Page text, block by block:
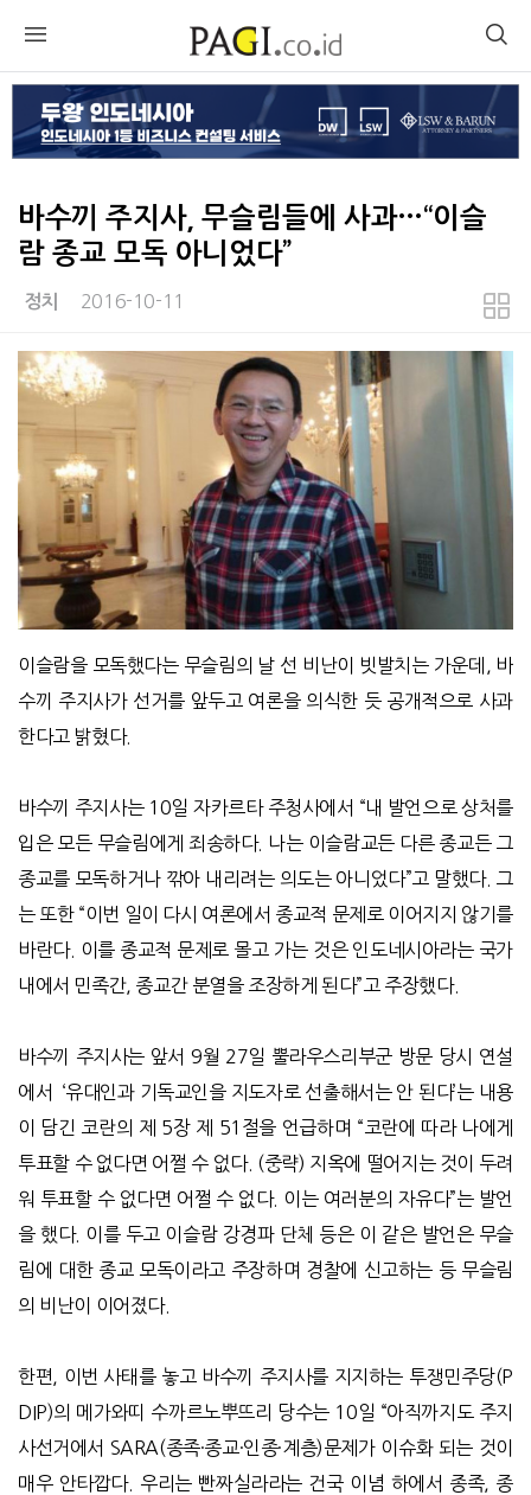
바수끼 주지사, 무슬림들에 사과…“이슬
람 종교 모독 아니었다”
정치 2016-10-11
본문
이슬람을 모독했다는 무슬림의 날 선 비난이 빗발치는 가운데, 바
수끼 주지사가 선거를 앞두고 여론을 의식한 듯 공개적으로 사과
한다고 밝혔다.
바수끼 주지사는 10일 자카르타 주청사에서 “내 발언으로 상처를
입은 모든 무슬림에게 죄송하다. 나는 이슬람교든 다른 종교든 그
종교를 모독하거나 깎아 내리려는 의도는 아니었다”고 말했다. 그
는 또한 “이번 일이 다시 여론에서 종교적 문제로 이어지지 않기를
바란다. 이를 종교적 문제로 몰고 가는 것은 인도네시아라는 국가
내에서 민족간, 종교간 분열을 조장하게 된다”고 주장했다.
바수끼 주지사는 앞서 9월 27일 뿔라우스리부군 방문 당시 연설
에서 ‘유대인과 기독교인을 지도자로 선출해서는 안 된다’는 내용
이 담긴 코란의 제 5장 제 51절을 언급하며 “코란에 따라 나에게
투표할 수 없다면 어쩔 수 없다. (중략) 지옥에 떨어지는 것이 두려
워 투표할 수 없다면 어쩔 수 없다. 이는 여러분의 자유다”는 발언
을 했다. 이를 두고 이슬람 강경파 단체 등은 이 같은 발언은 무슬
림에 대한 종교 모독이라고 주장하며 경찰에 신고하는 등 무슬림
의 비난이 이어졌다.
한편, 이번 사태를 놓고 바수끼 주지사를 지지하는 투쟁민주당(P
DIP)의 메가와띠 수까르노뿌뜨리 당수는 10일 “아직까지도 주지
사선거에서 SARA(종족·종교·인종·계층)문제가 이슈화 되는 것이
매우 안타깝다. 우리는 빤짜실라라는 건국 이념 하에서 종족, 종